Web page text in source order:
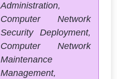
Administration,
Computer Network
Security Deployment,
Computer Network
Maintenance
Management,